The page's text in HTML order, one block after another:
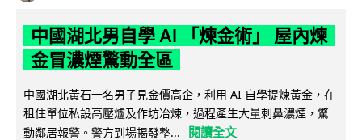
中國湖北男自學 AI 「煉金術」 屋內煉
金冒濃煙驚動全區
中國湖北黃石一名男子見金價高企，利用 AI 自學提煉黃金，在
租住單位私設高壓爐及作坊冶煉，過程產生大量刺鼻濃煙，驚
動鄰居報警。警方到場揭發整...
閱讀全文